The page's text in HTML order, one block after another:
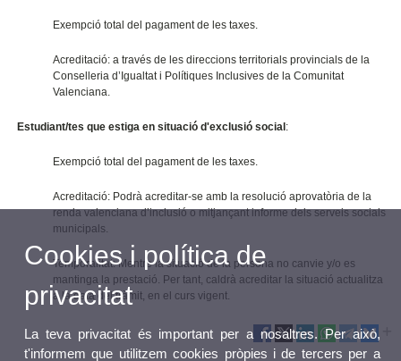
Exempció total del pagament de les taxes.
Acreditació: a través de les direccions territorials provincials de la
Conselleria d’Igualtat i Polítiques Inclusives de la Comunitat
Valenciana.
Estudiant/tes que estiga en situació d'exclusió social :
Exempció total del pagament de les taxes.
Acreditació: Podrà acreditar-se amb la resolució aprovatòria de la
renda valenciana d’inclusió o mitjançant informe dels serveis socials
municipals.
Temporalitat: Mentre la situació de la persona no canvie y/o es
mantinga la prestació. Per tant, caldrà acreditar la situació actualitza
a la data del tràmit, en el curs vigent.
Cookies i política de
privacitat
La teva privacitat és important per a nosaltres. Per això,
t'informem que utilitzem cookies pròpies i de tercers per a